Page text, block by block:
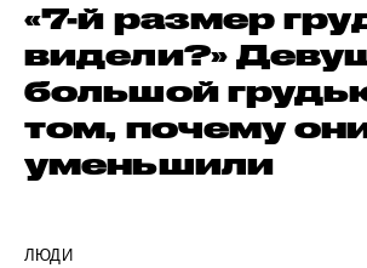
«7-й размер
видели?»
большой
том, почему
уменьшили
ЛЮДИ